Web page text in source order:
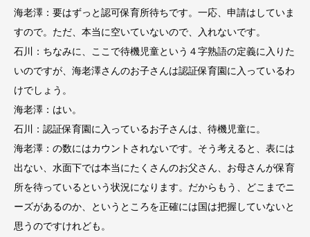
海老澤：要はずっと認可保育所待ちです。一応、申請はしていま
すので。ただ、本当に空いていないので、入れないです。
石川：ちなみに、ここで待機児童という４字熟語の定義に入りた
いのですが、海老澤さんのお子さんは認証保育園に入っているわ
けでしょう。
海老澤：はい。
石川：認証保育園に入っているお子さんは、待機児童に。
海老澤：の数にはカウントされないです。そう考えると、表には
出ない、水面下では本当にたくさんのお父さん、お母さんが保育
所を待っているという状況になります。だからもう、どこまでニ
ーズがあるのか、というところを正確には国は把握していないと
思うのですけれども。